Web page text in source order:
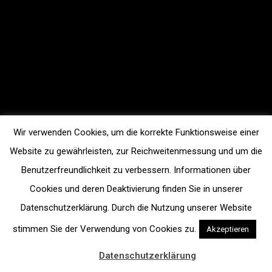
Wir verwenden Cookies, um die korrekte Funktionsweise einer
Website zu gewährleisten, zur Reichweitenmessung und um die
Benutzerfreundlichkeit zu verbessern. Informationen über
Cookies und deren Deaktivierung finden Sie in unserer
Datenschutzerklärung. Durch die Nutzung unserer Website
stimmen Sie der Verwendung von Cookies zu.
Akzeptieren
Datenschutzerklärung